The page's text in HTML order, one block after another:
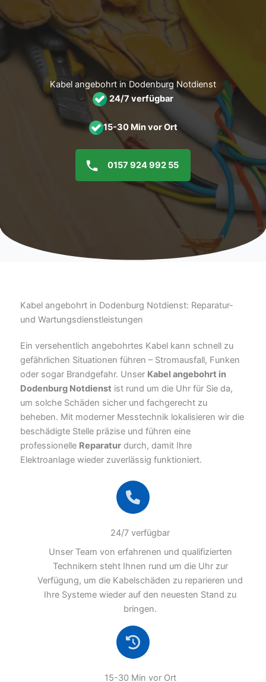
Inhalt
Kabel angebohrt in Dodenburg Notdienst
24/7 verfügbar
15-30 Min vor Ort
0157 924 992 55
Kabel angebohrt in Dodenburg Notdienst: Reparatur-
und Wartungsdienstleistungen
Ein versehentlich angebohrtes Kabel kann schnell zu
gefährlichen Situationen führen – Stromausfall, Funken
oder sogar Brandgefahr. Unser Kabel angebohrt in
Dodenburg Notdienst ist rund um die Uhr für Sie da,
um solche Schäden sicher und fachgerecht zu
beheben. Mit moderner Messtechnik lokalisieren wir die
beschädigte Stelle präzise und führen eine
professionelle Reparatur durch, damit Ihre
Elektroanlage wieder zuverlässig funktioniert.
24/7 verfügbar
Unser Team von erfahrenen und qualifizierten
Technikern steht Ihnen rund um die Uhr zur
Verfügung, um die Kabelschäden zu reparieren und
Ihre Systeme wieder auf den neuesten Stand zu
bringen.
15-30 Min vor Ort